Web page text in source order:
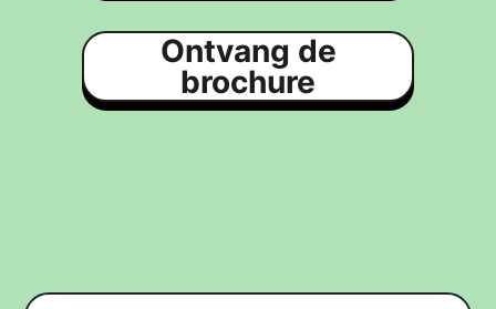
Ontvang de
brochure